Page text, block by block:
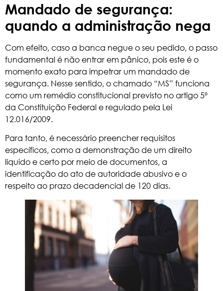
Mandado de segurança:
quando a administração nega
Com efeito, caso a banca negue o seu pedido, o passo
fundamental é não entrar em pânico, pois este é o
momento exato para impetrar um mandado de
segurança. Nesse sentido, o chamado “MS” funciona
como um remédio constitucional previsto no artigo 5º
da Constituição Federal e regulado pela Lei
12.016/2009.
Para tanto, é necessário preencher requisitos
específicos, como a demonstração de um direito
líquido e certo por meio de documentos, a
identificação do ato de autoridade abusivo e o
respeito ao prazo decadencial de 120 dias.